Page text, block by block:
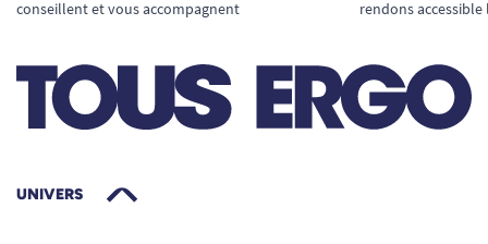
conseillent et vous accompagnent
rendons
UNIVERS